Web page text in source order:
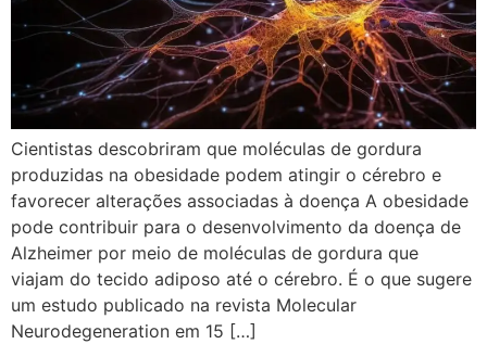
Cientistas descobriram que moléculas de gordura
produzidas na obesidade podem atingir o cérebro e
favorecer alterações associadas à doença A obesidade
pode contribuir para o desenvolvimento da doença de
Alzheimer por meio de moléculas de gordura que
viajam do tecido adiposo até o cérebro. É o que sugere
um estudo publicado na revista Molecular
Neurodegeneration em 15 […]